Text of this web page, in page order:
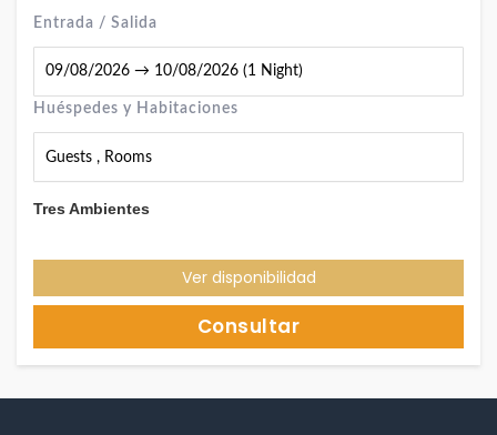
Entrada / Salida
Huéspedes y Habitaciones
Guests , Rooms
Tres Ambientes
Ver disponibilidad
Consultar